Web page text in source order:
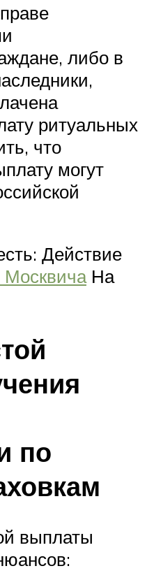
либо в
ритуальных
что
могут
Действие
На
по
выплаты